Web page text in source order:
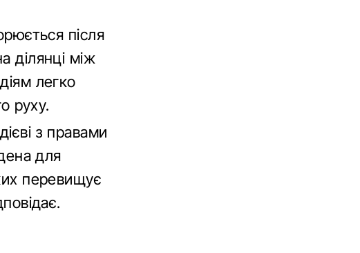
після
ділянці між
легко
руху.
з правами
для
перевищує